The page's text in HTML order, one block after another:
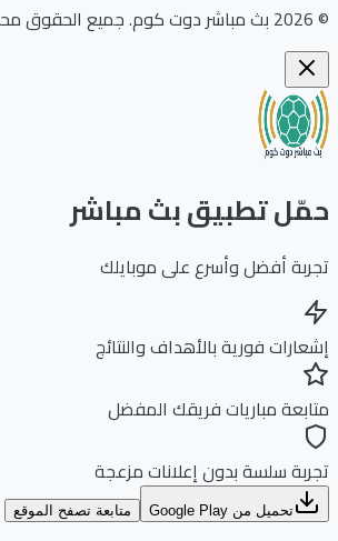
بث مباشر دوت كوم.جميع الحقوق
تطبيق بث مباشر
أفضل وأسرع على موبايلك
فورية بالأهداف والنتائج
مباريات فريقك المفضل
سلسة بدون إعلانات مزعجة
تحميل من Google Play متابعة تصفح الموقع